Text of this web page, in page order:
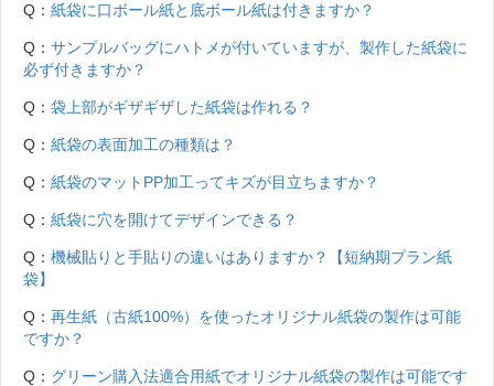
Q： 紙袋に口ボール紙と底ボール紙は付きますか？
Q： サンプルバッグにハトメが付いていますが、製作した紙袋に
必ず付きますか？
Q： 袋上部がギザギザした紙袋は作れる？
Q： 紙袋の表面加工の種類は？
Q： 紙袋のマットPP加工ってキズが目立ちますか？
Q： 紙袋に穴を開けてデザインできる？
Q： 機械貼りと手貼りの違いはありますか？【短納期プラン紙
袋】
Q： 再生紙（古紙100%）を使ったオリジナル紙袋の製作は可能
ですか？
Q： グリーン購入法適合用紙でオリジナル紙袋の製作は可能です